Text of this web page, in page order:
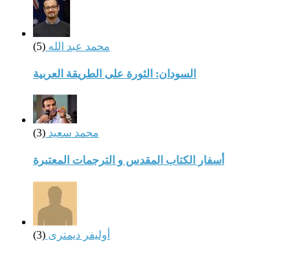
محمد عبد الله (5)
السودان: الثورة على الطريقة العربية
محمد سعيد (3)
أسفار الكتاب المقدس و الترجمات المعتبرة
أوليفر ديمترى (3)